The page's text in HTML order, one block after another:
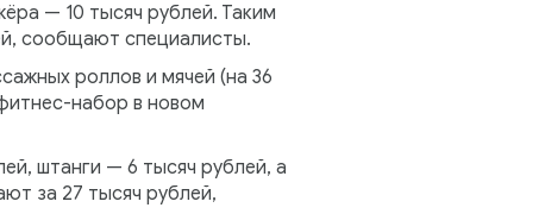
— 10 тысяч рублей. Таким
сообщают специалисты.
роллов и мячей (на 36
набор в новом
штанги — 6 тысяч рублей, а
за 27 тысяч рублей,